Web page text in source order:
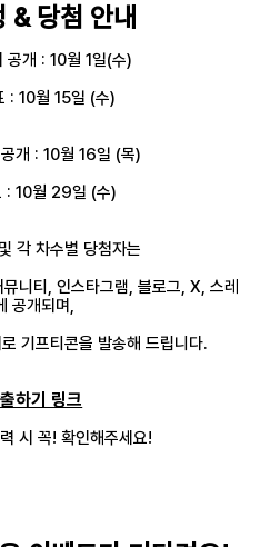
& 당첨 안내
공개 : 10월 1일(수)
: 10월 15일 (수)
개 : 10월 16일 (목)
: 10월 29일 (수)
각 차수별 당첨자는
니티, 인스타그램, 블로그, X, 스레
공개되며,
기프티콘을 발송해 드립니다.
하기 링크
시 꼭! 확인해주세요!